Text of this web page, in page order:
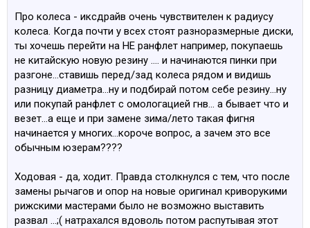
- про колёса и диски не понял
, какая разница, Х
драйв или нет?
- ну про ходовую нет смысла обсуждать, замененной
детали хватает года на 1-3, если проезжать за год не
менее 30к. И это на больших колёсах.
- у всех F серий проблема с кейслесс ручками и
проводами парков (фишка).
дисков, она алюминиевая.
А мотор да, но едет хорошо!)
Про колеса - иксдрайв очень чувствителен к радиусу
колеса. Когда почти у всех стоят разноразмерные диски,
ты хочешь перейти на НЕ ранфлет например, покупаешь
не китайскую новую резину .... и начинаются пинки при
разгоне...ставишь перед/зад колеса рядом и видишь
разницу диаметра...ну и подбирай потом себе резину...ну
или покупай ранфлет с омологацией гнв... а бывает что и
везет...а еще и при замене зима/лето такая фигня
начинается у многих...короче вопрос, а зачем это все
обычным юзерам????
Ходовая - да, ходит. Правда столкнулся с тем, что после
замены рычагов и опор на новые оригинал криворукими
рижскими мастерами было не возможно выставить
развал ...;( натрахался вдоволь потом распутывая этот